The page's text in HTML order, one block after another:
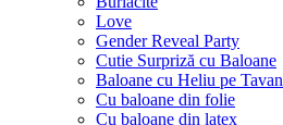
Love
Gender Reveal Party
Cutie Surpriză cu Baloane
Baloane cu Heliu pe Tavan
Cu baloane din folie
Cu baloane din latex